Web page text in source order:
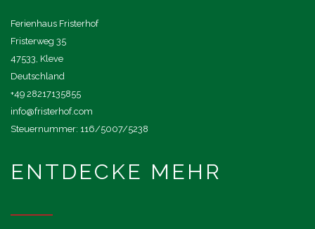
Ferienhaus Fristerhof
Fristerweg 35
47533, Kleve
Deutschland
+49 28217135855
info@fristerhof.com
Steuernummer: 116/5007/5238
ENTDECKE MEHR